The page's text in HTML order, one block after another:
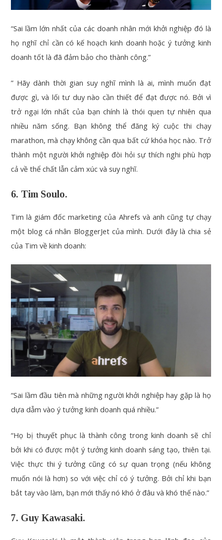
“Sai lầm lớn nhất của các doanh nhân mới khởi nghiệp đó là
họ nghĩ chỉ cần có kế hoạch kinh doanh hoặc ý tưởng kinh
doanh tốt là đã đảm bảo cho thành công.”
” Hãy dành thời gian suy nghĩ mình là ai, mình muốn đạt
được gì, và lối tư duy nào cần thiết để đạt được nó. Bởi vì
trở ngại lớn nhất của bạn chính là thói quen tự nhiên qua
nhiều năm sống. Bạn không thể đăng ký cuộc thi chạy
marathon, mà chạy không cần qua bất cứ khóa học nào. Trở
thành một người khởi nghiệp đòi hỏi sự thích nghi phù hợp
cả về thể chất lẫn cảm xúc và suy nghĩ.
6. Tim Soulo.
Tim là giám đốc marketing của Ahrefs và anh cũng tự chạy
một blog cá nhân BloggerJet của mình. Dưới đây là chia sẻ
của Tim về kinh doanh:
“Sai lầm đầu tiên mà những người khởi nghiệp hay gặp là họ
dựa dẫm vào ý tưởng kinh doanh quá nhiều.”
“Họ bị thuyết phục là thành công trong kinh doanh sẽ chỉ
bởi khi có được một ý tưởng kinh doanh sáng tạo, thiên tại.
Việc thực thi ý tưởng cũng có sự quan trọng (nếu không
muốn nói là hơn) so với việc chỉ có ý tưởng. Bởi chỉ khi bạn
bắt tay vào làm, bạn mới thấy nó khó ở đâu và khó thế nào.”
7. Guy Kawasaki.